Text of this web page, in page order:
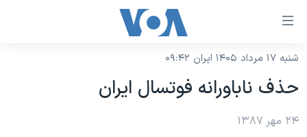
لینکهای
دسترسی
جهش
محتوای
نسخه سبک وب‌سایت
موضوع ها
شنبه ۱۷ مرداد ۱۴۰۵ ایران ۰۹:۴۲
حذف ناباورانه فوتسال ایران
۲۴ مهر ۱۳۸۷